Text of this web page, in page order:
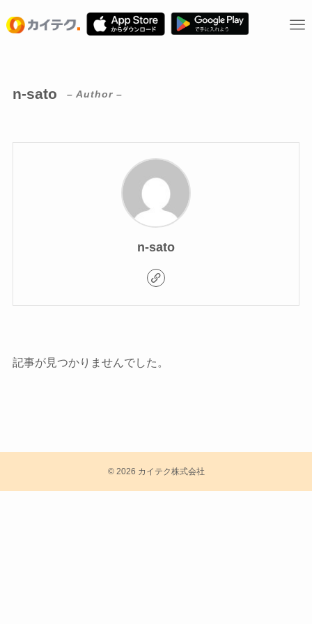
n-sato – Author –
n-sato
記事が見つかりませんでした。
©2026 カイテク株式会社